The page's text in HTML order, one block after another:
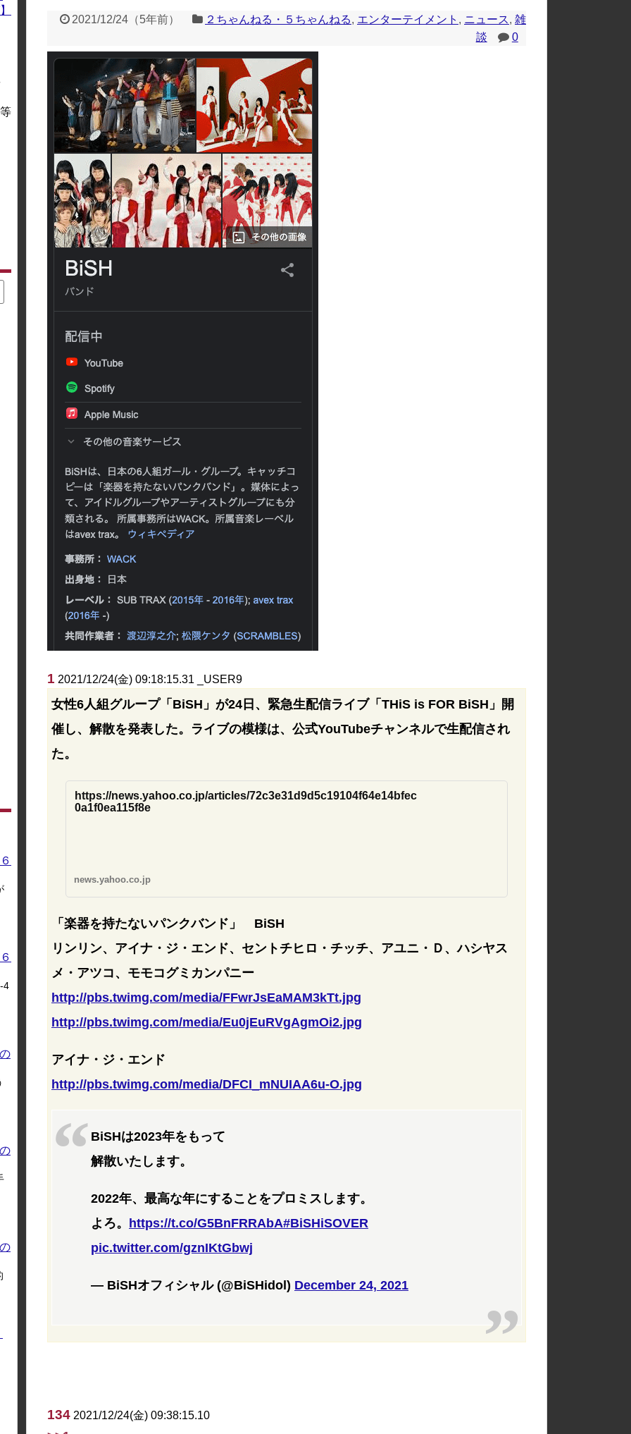
2021/12/24 （5年前） ２ちゃんねる・５ちゃんねる, エンターテイメント , ニュース, 雑
談
0
1 2021/12/24(金) 09:18:15.31 _USER9
女性6人組グループ「BiSH」が24日、緊急生配信ライブ「THiS is FOR BiSH」開
催し、解散を発表した。ライブの模様は、公式YouTubeチャンネルで生配信され
た。
https://news.yahoo.co.jp/articles/72c3e31d9d5c19104f64e14bfec
0a1f0ea115f8e
news.yahoo.co.jp
「楽器を持たないパンクバンド」 BiSH
リンリン、アイナ・ジ・エンド、セントチヒロ・チッチ、アユニ・Ｄ、ハシヤス
メ・アツコ、モモコグミカンパニー
http://pbs.twimg.com/media/FFwrJsEaMAM3kTt.jpg
http://pbs.twimg.com/media/Eu0jEuRVgAgmOi2.jpg
アイナ・ジ・エンド
http://pbs.twimg.com/media/DFCI_mNUIAA6u-O.jpg
BiSHは2023年をもって
解散いたします。
2022年、最高な年にすることをプロミスします。
よろ。 https://t.co/G5BnFRRAbA#BiSHiSOVER
pic.twitter.com/gznIKtGbwj
— BiSHオフィシャル (@BiSHidol) December 24, 2021
134 2021/12/24(金) 09:38:15.10
4